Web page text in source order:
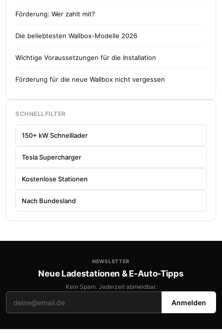
Förderung: Wer zahlt mit?
Die beliebtesten Wallbox-Modelle 2026
Wichtige Voraussetzungen für die Installation
Förderung für die neue Wallbox nicht vergessen
SCHNELLFILTER
150+ kW Schnelllader
Tesla Supercharger
Kostenlose Stationen
Nach Bundesland
NEWSLETTER
Neue Ladestationen & E-Auto-Tipps
Kein Spam. Jederzeit abmeldbar.
Anmelden